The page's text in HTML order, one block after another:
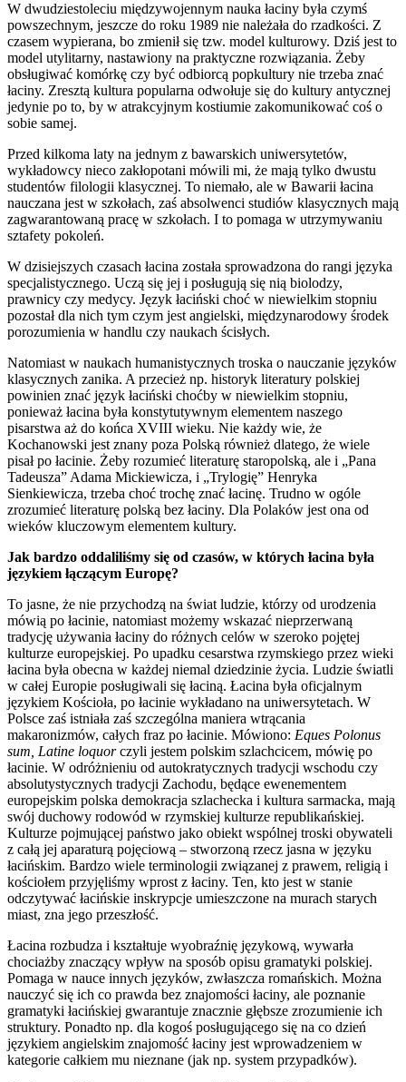
W dwudziestoleciu międzywojennym nauka łaciny była czymś
powszechnym, jeszcze do roku 1989 nie należała do rzadkości. Z
czasem wypierana, bo zmienił się tzw. model kulturowy. Dziś jest to
model utylitarny, nastawiony na praktyczne rozwiązania. Żeby
obsługiwać komórkę czy być odbiorcą popkultury nie trzeba znać
łaciny. Zresztą kultura popularna odwołuje się do kultury antycznej
jedynie po to, by w atrakcyjnym kostiumie zakomunikować coś o
sobie samej.
Przed kilkoma laty na jednym z bawarskich uniwersytetów,
wykładowcy nieco zakłopotani mówili mi, że mają tylko dwustu
studentów filologii klasycznej. To niemało, ale w Bawarii łacina
nauczana jest w szkołach, zaś absolwenci studiów klasycznych mają
zagwarantowaną pracę w szkołach. I to pomaga w utrzymywaniu
sztafety pokoleń.
W dzisiejszych czasach łacina została sprowadzona do rangi języka
specjalistycznego. Uczą się jej i posługują się nią biolodzy,
prawnicy czy medycy. Język łaciński choć w niewielkim stopniu
pozostał dla nich tym czym jest angielski, międzynarodowy środek
porozumienia w handlu czy naukach ścisłych.
Natomiast w naukach humanistycznych troska o nauczanie języków
klasycznych zanika. A przecież np. historyk literatury polskiej
powinien znać język łaciński choćby w niewielkim stopniu,
ponieważ łacina była konstytutywnym elementem naszego
pisarstwa aż do końca XVIII wieku. Nie każdy wie, że
Kochanowski jest znany poza Polską również dlatego, że wiele
pisał po łacinie. Żeby rozumieć literaturę staropolską, ale i „Pana
Tadeusza” Adama Mickiewicza, i „Trylogię” Henryka
Sienkiewicza, trzeba choć trochę znać łacinę. Trudno w ogóle
zrozumieć literaturę polską bez łaciny. Dla Polaków jest ona od
wieków kluczowym elementem kultury.
Jak bardzo oddaliliśmy się od czasów, w których łacina była
językiem łączącym Europę?
To jasne, że nie przychodzą na świat ludzie, którzy od urodzenia
mówią po łacinie, natomiast możemy wskazać nieprzerwaną
tradycję używania łaciny do różnych celów w szeroko pojętej
kulturze europejskiej. Po upadku cesarstwa rzymskiego przez wieki
łacina była obecna w każdej niemal dziedzinie życia. Ludzie światli
w całej Europie posługiwali się łaciną. Łacina była oficjalnym
językiem Kościoła, po łacinie wykładano na uniwersytetach. W
Polsce zaś istniała zaś szczególna maniera wtrącania
makaronizmów, całych fraz po łacinie. Mówiono: Eques Polonus
sum, Latine loquorczyli jestem polskim szlachcicem, mówię po
łacinie. W odróżnieniu od autokratycznych tradycji wschodu czy
absolutystycznych tradycji Zachodu, będące ewenementem
europejskim polska demokracja szlachecka i kultura sarmacka, mają
swój duchowy rodowód w rzymskiej kulturze republikańskiej.
Kulturze pojmującej państwo jako obiekt wspólnej troski obywateli
z całą jej aparaturą pojęciową – stworzoną rzecz jasna w języku
łacińskim. Bardzo wiele terminologii związanej z prawem, religią i
kościołem przyjęliśmy wprost z łaciny. Ten, kto jest w stanie
odczytywać łacińskie inskrypcje umieszczone na murach starych
miast, zna jego przeszłość.
Łacina rozbudza i kształtuje wyobraźnię językową, wywarła
chociażby znaczący wpływ na sposób opisu gramatyki polskiej.
Pomaga w nauce innych języków, zwłaszcza romańskich. Można
nauczyć się ich co prawda bez znajomości łaciny, ale poznanie
gramatyki łacińskiej gwarantuje znacznie głębsze zrozumienie ich
struktury. Ponadto np. dla kogoś posługującego się na co dzień
językiem angielskim znajomość łaciny jest wprowadzeniem w
kategorie całkiem mu nieznane (jak np. system przypadków).